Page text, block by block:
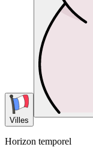
Villes
Horizon temporel